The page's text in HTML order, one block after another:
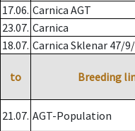
17.06. Carnica AGT
23.07. Carnica
18.07. Carnica Sklenar 47/
to Breeding
21.07. AGT-Population